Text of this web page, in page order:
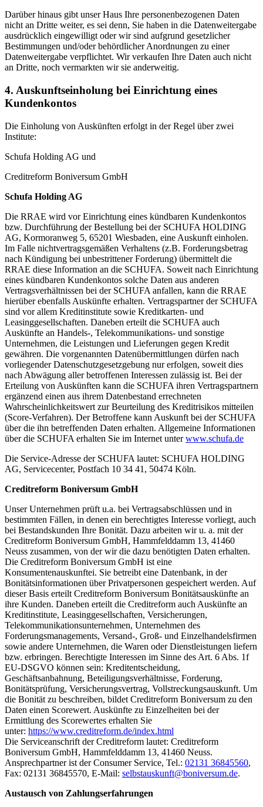
Darüber hinaus gibt unser Haus Ihre personenbezogenen Daten
nicht an Dritte weiter, es sei denn, Sie haben in die Datenweitergabe
ausdrücklich eingewilligt oder wir sind aufgrund gesetzlicher
Bestimmungen und/oder behördlicher Anordnungen zu einer
Datenweitergabe verpflichtet. Wir verkaufen Ihre Daten auch nicht
an Dritte, noch vermarkten wir sie anderweitig.
4. Auskunftseinholung bei Einrichtung eines
Kundenkontos
Die Einholung von Auskünften erfolgt in der Regel über zwei
Institute:
Schufa Holding AG und
Creditreform Boniversum GmbH
Schufa Holding AG
Die RRAE wird vor Einrichtung eines kündbaren Kundenkontos
bzw. Durchführung der Bestellung bei der SCHUFA HOLDING
AG, Kormoranweg 5, 65201 Wiesbaden, eine Auskunft einholen.
Im Falle nichtvertragsgemäßen Verhaltens (z.B. Forderungsbetrag
nach Kündigung bei unbestrittener Forderung) übermittelt die
RRAE diese Information an die SCHUFA. Soweit nach Einrichtung
eines kündbaren Kundenkontos solche Daten aus anderen
Vertragsverhältnissen bei der SCHUFA anfallen, kann die RRAE
hierüber ebenfalls Auskünfte erhalten. Vertragspartner der SCHUFA
sind vor allem Kreditinstitute sowie Kreditkarten- und
Leasinggesellschaften. Daneben erteilt die SCHUFA auch
Auskünfte an Handels-, Telekommunikations- und sonstige
Unternehmen, die Leistungen und Lieferungen gegen Kredit
gewähren. Die vorgenannten Datenübermittlungen dürfen nach
vorliegender Datenschutzgesetzgebung nur erfolgen, soweit dies
nach Abwägung aller betroffenen Interessen zulässig ist. Bei der
Erteilung von Auskünften kann die SCHUFA ihren Vertragspartnern
ergänzend einen aus ihrem Datenbestand errechneten
Wahrscheinlichkeitswert zur Beurteilung des Kreditrisikos mitteilen
(Score-Verfahren). Der Betroffene kann Auskunft bei der SCHUFA
über die ihn betreffenden Daten erhalten. Allgemeine Informationen
über die SCHUFA erhalten Sie im Internet unterwww.schufa.de
Die Service-Adresse der SCHUFA lautet: SCHUFA HOLDING
AG, Servicecenter, Postfach 10 34 41, 50474 Köln.
Creditreform Boniversum GmbH
Unser Unternehmen prüft u.a. bei Vertragsabschlüssen und in
bestimmten Fällen, in denen ein berechtigtes Interesse vorliegt, auch
bei Bestandskunden Ihre Bonität. Dazu arbeiten wir u. a. mit der
Creditreform Boniversum GmbH, Hammfelddamm 13, 41460
Neuss zusammen, von der wir die dazu benötigten Daten erhalten.
Die Creditreform Boniversum GmbH ist eine
Konsumentenauskunftei. Sie betreibt eine Datenbank, in der
Bonitätsinformationen über Privatpersonen gespeichert werden. Auf
dieser Basis erteilt Creditreform Boniversum Bonitätsauskünfte an
ihre Kunden. Daneben erteilt die Creditreform auch Auskünfte an
Kreditinstitute, Leasinggesellschaften, Versicherungen,
Telekommunikationsunternehmen, Unternehmen des
Forderungsmanagements, Versand-, Groß- und Einzelhandelsfirmen
sowie andere Unternehmen, die Waren oder Dienstleistungen liefern
bzw. erbringen. Berechtigte Interessen im Sinne des Art. 6 Abs. 1f
EU-DSGVO können sein: Kreditentscheidung,
Geschäftsanbahnung, Beteiligungsverhältnisse, Forderung,
Bonitätsprüfung, Versicherungsvertrag, Vollstreckungsauskunft. Um
die Bonität zu beschreiben, bildet Creditreform Boniversum zu den
Daten einen Scorewert. Auskünfte zu Einzelheiten bei der
Ermittlung des Scorewertes erhalten Sie
unter: https://www.creditreform.de/index.html
Die Serviceanschrift der Creditreform lautet: Creditreform
Boniversum GmbH, Hammfelddamm 13, 41460 Neuss.
Ansprechpartner ist der Consumer Service, Tel.: 02131 36845560,
Fax: 02131 36845570, E-Mail: selbstauskunft@boniversum.de.
Austausch von Zahlungserfahrungen